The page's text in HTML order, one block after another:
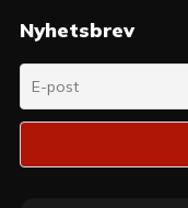
Nyhetsbrev